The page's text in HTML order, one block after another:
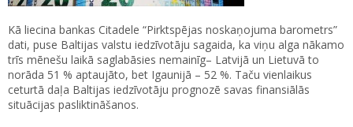
Kā liecina bankas Citadele “Pirktspējas noskaņojuma barometrs”
dati, puse Baltijas valstu iedzīvotāju sagaida, ka viņu alga nākamo
trīs mēnešu laikā saglabāsies nemainīg– Latvijā un Lietuvā to
norāda 51 % aptaujāto, bet Igaunijā – 52 %. Taču vienlaikus
ceturtā daļa Baltijas iedzīvotāju prognozē savas finansiālās
situācijas pasliktināšanos.